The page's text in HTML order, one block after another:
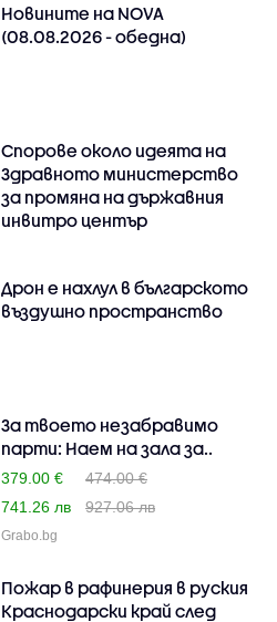
Новините на NOVA
(08.08.2026 - обедна)
Спорове около идеята на
Здравното министерство
за промяна на държавния
инвитро център
Дрон е нахлул в българското
въздушно пространство
За твоето незабравимо
парти: Наем на зала за..
379.00 €
474.00 €
741.26 лв
927.06 лв
Grabo.bg
Пожар в рафинерия в руския
Краснодарски край след